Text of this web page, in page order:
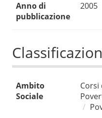
Anno di
pubblicazione
2005
Ambito
Sociale
Corsi